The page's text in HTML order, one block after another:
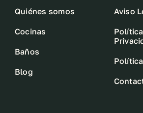
Quiénes somos
Cocinas
Baños
Blog
Aviso